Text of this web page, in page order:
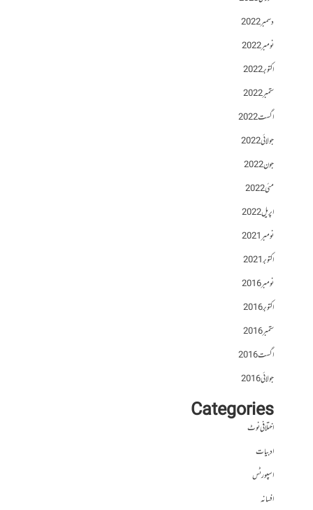
دسمبر 2022
نومبر 2022
اکتوبر 2022
ستمبر 2022
اگست 2022
جولائی 2022
جون 2022
مئی 2022
اپریل 2022
نومبر 2021
اکتوبر 2021
نومبر 2016
اکتوبر 2016
ستمبر 2016
اگست 2016
جولائی 2016
Categories
اختلافی نوٹ
ادبیات
اسپورٹس
افسانہ